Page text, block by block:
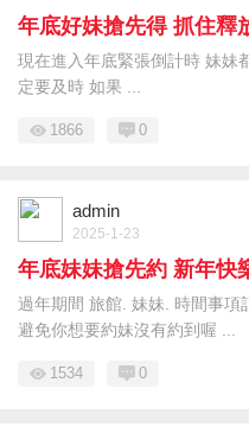
年底好妹搶先得 抓住釋
現在進入年底緊張倒計時 妹妹
定要及時 如果 ...
1866 0
admin
2025-1-23
年底妹妹搶先約 新年快
過年期間 旅館. 妹妹. 時間事項
避免你想要約妹沒有約到喔 ...
1534 0